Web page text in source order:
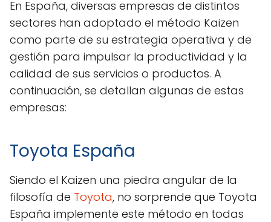
En España, diversas empresas de distintos
sectores han adoptado el método Kaizen
como parte de su estrategia operativa y de
gestión para impulsar la productividad y la
calidad de sus servicios o productos. A
continuación, se detallan algunas de estas
empresas:
Toyota España
Siendo el Kaizen una piedra angular de la
filosofía de Toyota, no sorprende que Toyota
España implemente este método en todas